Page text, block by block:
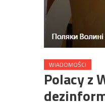
WIADOMOŚCI
Polacy z